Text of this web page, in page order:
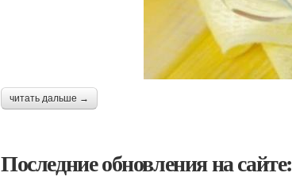
читать дальше →
Последние обновления на сайте: